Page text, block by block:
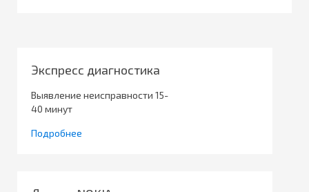
Экспресс диагностика
Выявление неисправности 15-
40 минут
Подробнее